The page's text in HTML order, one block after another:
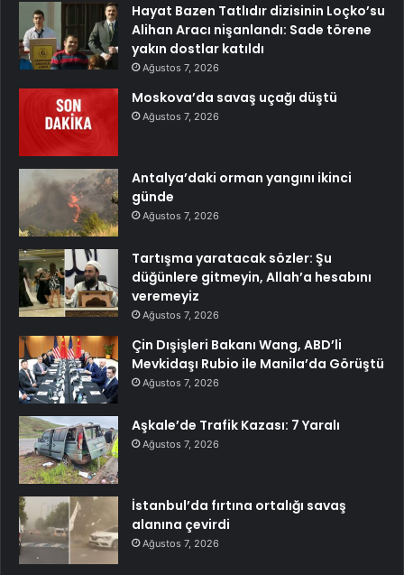
Hayat Bazen Tatlıdır dizisinin Loçko’su
Alihan Aracı nişanlandı: Sade törene
yakın dostlar katıldı
Ağustos 7, 2026
Moskova’da savaş uçağı düştü
Ağustos 7, 2026
Antalya’daki orman yangını ikinci
günde
Ağustos 7, 2026
Tartışma yaratacak sözler: Şu
düğünlere gitmeyin, Allah’a hesabını
veremeyiz
Ağustos 7, 2026
Çin Dışişleri Bakanı Wang, ABD’li
Mevkidaşı Rubio ile Manila’da Görüştü
Ağustos 7, 2026
Aşkale’de Trafik Kazası: 7 Yaralı
Ağustos 7, 2026
İstanbul’da fırtına ortalığı savaş
alanına çevirdi
Ağustos 7, 2026